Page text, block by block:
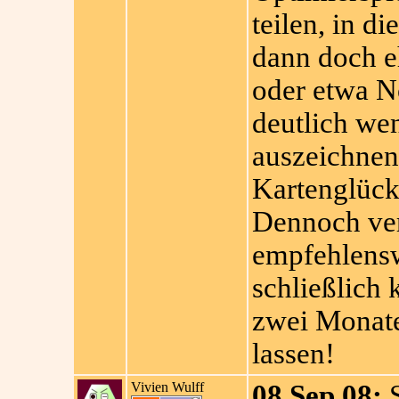
teilen, in
dann doch
oder etwa
deutlich
Dennoch
schließlich
zwei
lassen!
Vivien Wulff